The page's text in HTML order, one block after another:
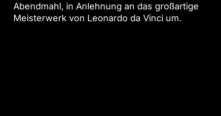
Abendmahl, in Anlehnung an das großartige
Meisterwerk von Leonardo da Vinci um.